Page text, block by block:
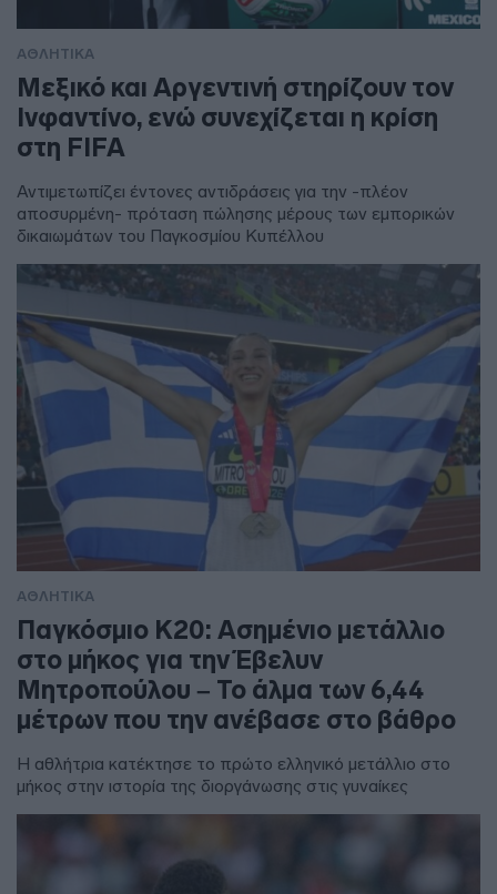
ΑΘΛΗΤΙΚΑ
Μεξικό και Αργεντινή στηρίζουν τον
Ινφαντίνο, ενώ συνεχίζεται η κρίση
στη FIFA
Αντιμετωπίζει έντονες αντιδράσεις για την -πλέον
αποσυρμένη- πρόταση πώλησης μέρους των εμπορικών
δικαιωμάτων του Παγκοσμίου Κυπέλλου
ΑΘΛΗΤΙΚΑ
Παγκόσμιο Κ20: Ασημένιο μετάλλιο
στο μήκος για την Έβελυν
Μητροπούλου – Το άλμα των 6,44
μέτρων που την ανέβασε στο βάθρο
Η αθλήτρια κατέκτησε το πρώτο ελληνικό μετάλλιο στο
μήκος στην ιστορία της διοργάνωσης στις γυναίκες